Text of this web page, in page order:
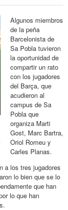
Algunos miembros
de la peña
Barcelonista de
Sa Pobla tuvieron
la oportunidad de
compartir un rato
con los jugadores
del Barça, que
acudieron al
campus de Sa
Pobla que
organiza Marti
Gost, Marc Bartra,
Oriol Romeu y
Carles Planas.
a los tres jugadores
lo bien que se lo
que han
lo que han